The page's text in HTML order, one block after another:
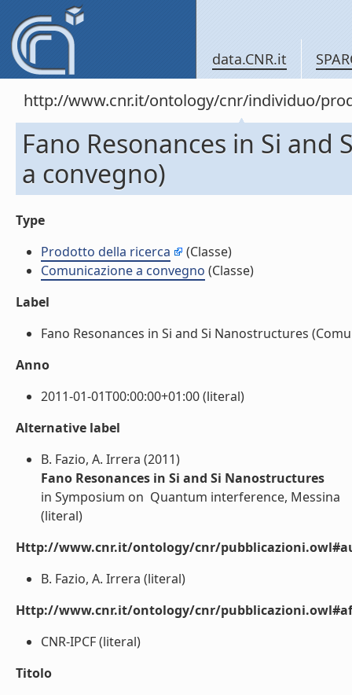
data.CNR.it
http://www.cnr.it/ontology/cnr/individuo/
Fano Resonances in Si
a convegno)
Type
Prodotto della ricerca
(Classe)
Comunicazione a convegno (Classe)
Label
Fano Resonances in Si and Si Nanostructures
Anno
2011-01-01T00:00:00+01:00 (literal)
Alternative label
B. Fazio, A. Irrera (2011)
Fano Resonances in Si and Si Nanostructures
in Symposium on  Quantum interference, Messina
(literal)
Http://www.cnr.it/ontology/cnr/
B. Fazio, A. Irrera (literal)
Http://www.cnr.it/ontology/cnr/
CNR-IPCF (literal)
Titolo